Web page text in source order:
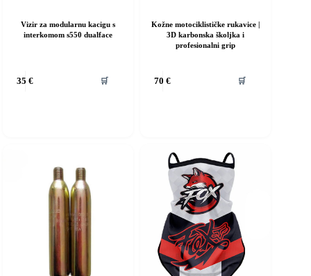
Vizir za modularnu kacigu s
interkomom s550 dualface
35€ 🛒
Kožne motociklističke rukavice |
3D karbonska školjka i
profesionalni grip
70€ 🛒
proizvod
proizvoda